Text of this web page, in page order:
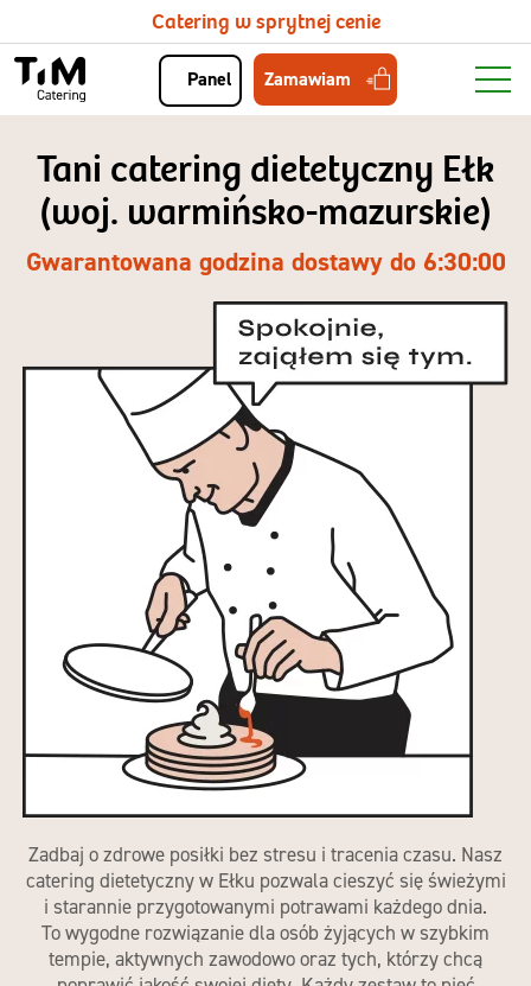
Catering w sprytnej cenie
Panel Zamawiam
Tani catering dietetyczny Ełk
(woj. warmińsko-mazurskie)
Gwarantowana godzina dostawy do 6:30:00
Zadbaj o zdrowe posiłki bez stresu i tracenia czasu. Nasz
catering dietetyczny w Ełku pozwala cieszyć się świeżymi
i starannie przygotowanymi potrawami każdego dnia.
To wygodne rozwiązanie dla osób żyjących w szybkim
tempie, aktywnych zawodowo oraz tych, którzy chcą